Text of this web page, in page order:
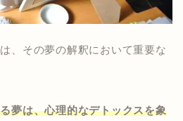
、その夢の解釈において重要な
夢は、心理的なデトックスを象